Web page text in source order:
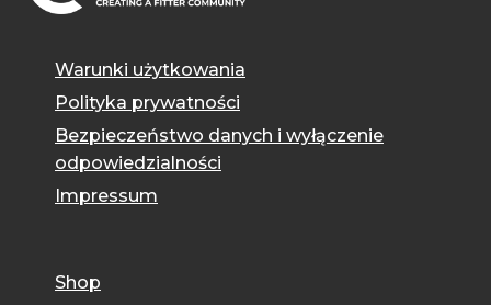
Warunki użytkowania
Polityka prywatności
Bezpieczeństwo danych i wyłączenie
odpowiedzialności
Impressum
Shop